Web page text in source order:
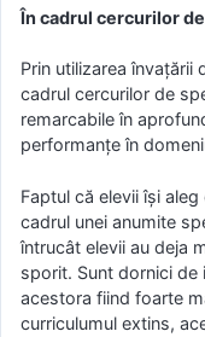
În cadrul cercurilor
Prin utilizarea învaţării
cadrul cercurilor de
remarcabile în
performanţe în
Faptul că elevii îşi
cadrul unei anumite
întrucât elevii au deja
sporit. Sunt dornici de
acestora fiind foarte
curriculumul extins,